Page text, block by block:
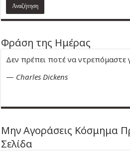
Φράση της Ημέρας
Δεν πρέπει ποτέ να ντρεπόμαστε
— Charles Dickens
Μην Αγοράσεις Κόσμημα
Σελίδα